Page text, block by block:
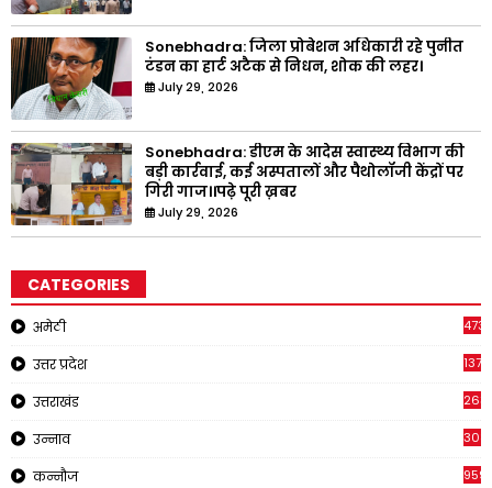
Sonebhadra: जिला प्रोबेशन अधिकारी रहे पुनीत
टंडन का हार्ट अटैक से निधन, शोक की लहर।
July 29, 2026
Sonebhadra: डीएम के आदेस स्वास्थ्य विभाग की
बड़ी कार्रवाई, कई अस्पतालों और पैथोलॉजी केंद्रों पर
गिरी गाज।।पढ़े पूरी ख़बर
July 29, 2026
CATEGORIES
अमेठी
उत्तर प्रदेश 1371
उत्तराखंड
उन्नाव 308
कन्नौज 959